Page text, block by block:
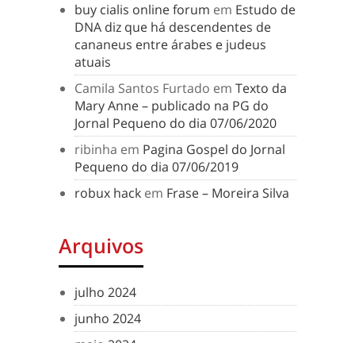
buy cialis online forum em Estudo de
DNA diz que há descendentes de
cananeus entre árabes e judeus
atuais
Camila Santos Furtado em Texto da
Mary Anne – publicado na PG do
Jornal Pequeno do dia 07/06/2020
ribinha em Pagina Gospel do Jornal
Pequeno do dia 07/06/2019
robux hack em Frase – Moreira Silva
Arquivos
julho 2024
junho 2024